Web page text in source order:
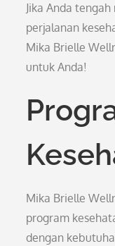
Jika Anda
perjalanan
Mika Brielle
untuk Anda!
Mika Brielle
program
dengan